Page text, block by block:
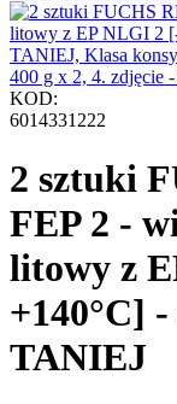
KOD:
6014331222
2 sztuki
FEP 2 -
litowy z
+140°C]
TANIEJ